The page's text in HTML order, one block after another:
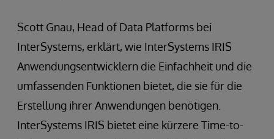
Scott Gnau, Head of Data Platforms bei
InterSystems, erklärt, wie InterSystems IRIS
Anwendungsentwicklern die Einfachheit und die
umfassenden Funktionen bietet, die sie für die
Erstellung ihrer Anwendungen benötigen.
InterSystems IRIS bietet eine kürzere Time-to-